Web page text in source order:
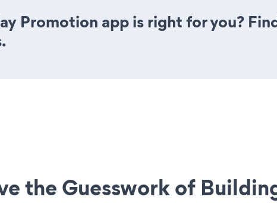
Promotion app is right for you?
the Guesswork of